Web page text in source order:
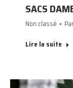
SACS
Non classé Par
Lire la suite